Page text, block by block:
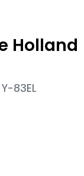
Holland
83EL